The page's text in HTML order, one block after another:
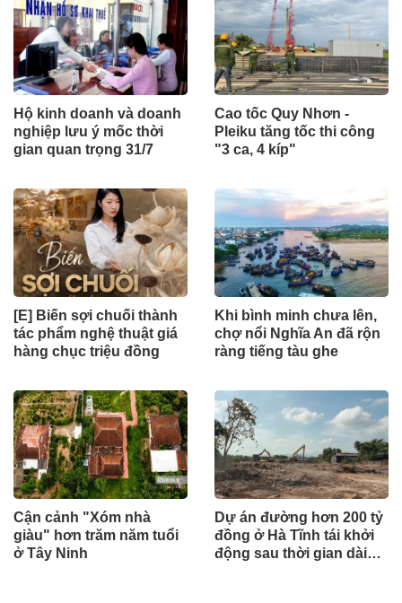
Hộ kinh doanh và doanh
nghiệp lưu ý mốc thời
gian quan trọng 31/7
Cao tốc Quy Nhơn -
Pleiku tăng tốc thi công
"3 ca, 4 kíp"
[E] Biến sợi chuối thành
tác phẩm nghệ thuật giá
hàng chục triệu đồng
Khi bình minh chưa lên,
chợ nổi Nghĩa An đã rộn
ràng tiếng tàu ghe
Cận cảnh "Xóm nhà
giàu" hơn trăm năm tuổi
ở Tây Ninh
Dự án đường hơn 200 tỷ
đồng ở Hà Tĩnh tái khởi
động sau thời gian dài